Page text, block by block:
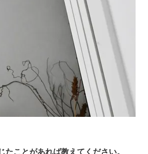
ことがあれば教えてください。